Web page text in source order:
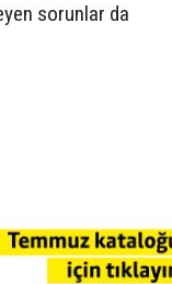
sorunlar da